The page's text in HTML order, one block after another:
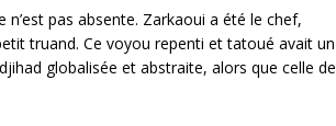
n’est pas absente. Zarkaoui a été le chef,
truand. Ce voyou repenti et tatoué avait un
globalisée et abstraite, alors que celle de